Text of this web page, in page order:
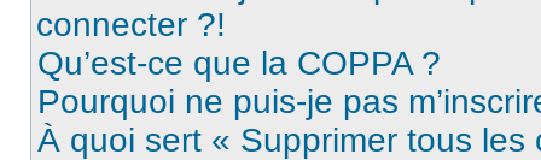
connecter ?!
Qu’est-ce que la COPPA ?
Pourquoi ne puis-je pas
À quoi sert « Supprimer tous les